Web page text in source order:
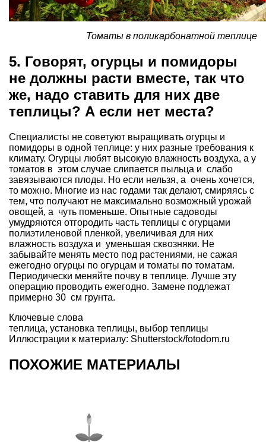
Томаты в поликарбонатной теплице
5. Говорят, огурцы и помидоры
не должны расти вместе, так что
же, надо ставить для них две
теплицы? А если нет места?
Специалисты не советуют выращивать огурцы и
помидоры в одной теплице: у них разные требования к
климату. Огурцы любят высокую влажность воздуха, а у
томатов в этом случае слипается пыльца и слабо
завязываются плоды. Но если нельзя, а очень хочется,
то можно. Многие из нас годами так делают, смиряясь с
тем, что получают не максимально возможный урожай
овощей, а чуть поменьше. Опытные садоводы
умудряются отгородить часть теплицы с огурцами
полиэтиленовой пленкой, увеличивая для них
влажность воздуха и уменьшая сквозняки. Не
забывайте менять место под растениями, не сажая
ежегодно огурцы по огурцам и томаты по томатам.
Периодически меняйте почву в теплице. Лучше эту
операцию проводить ежегодно. Замене подлежат
примерно 30 см грунта.
Ключевые слова
теплица, установка теплицы, выбор теплицы
Иллюстрации к материалу: Shutterstock/fotodom.ru
ПОХОЖИЕ МАТЕРИАЛЫ